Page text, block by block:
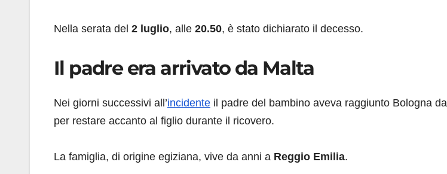
Nella serata del 2 luglio, alle 20.50, è stato dichiarato il decesso.
Il padre era arrivato da Malta
Nei giorni successivi all’incidente il padre del bambino aveva raggiunto Bologna da
per restare accanto al figlio durante il ricovero.
La famiglia, di origine egiziana, vive da anni a Reggio Emilia.